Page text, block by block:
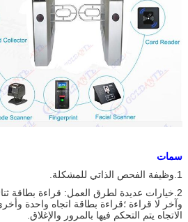
سمات
1.وظيفة الفحص الذاتي للمشكلة.
2.خيارات عديدة لطرق العمل: قراءة بطاقة
وآخر لا قراءة ؛قراءة بطاقة اتجاه واحدة
الاتجاه يتم التحكم فيها بالمرور والإغلاق.